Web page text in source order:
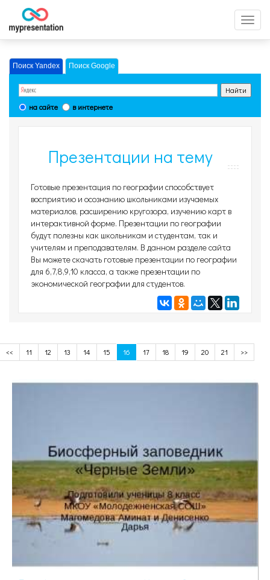
меню
Поиск Yandex Поиск Google
на сайте в интернете
Презентации на тему
Готовые презентация по географии способствует
восприятию и осознанию школьниками изучаемых
материалов, расширению кругозора, изучению карт в
интерактивной форме. Презентации по географии
будут полезны как школьникам и студентам, так и
учителям и преподавателям. В данном разделе сайта
Вы можете скачать готовые презентации по географии
для 6,7,8,9,10 класса, а также презентации по
экономической географии для студентов.
<< 11 12 13 14 15 16 17 18 19 20 21 >>